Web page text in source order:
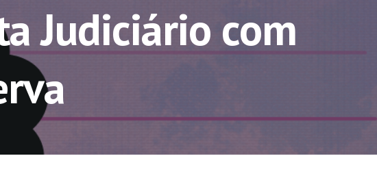
Judiciário com